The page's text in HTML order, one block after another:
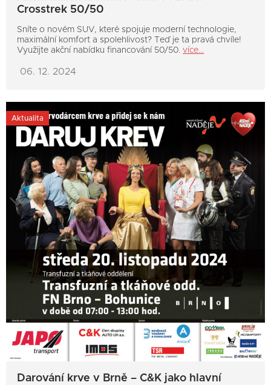
Crosstrek 50/50
Sníte o novém SUV, které spojuje moderní technologie,
maximální komfort a spolehlivost? Teď je ta pravá chvíle!
Využijte akční nabídku financování 50/50. více...
06. 12. 2024
Aktualita
Darování krve v Brně – C&K jako hlavní